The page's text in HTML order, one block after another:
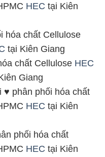
HEC tại Kiên
hóa chất Cellulose
tại Kiên Giang
chất Cellulose HEC
Giang
phân phối hóa chất
HEC tại Kiên
phối hóa chất
HEC tại Kiên